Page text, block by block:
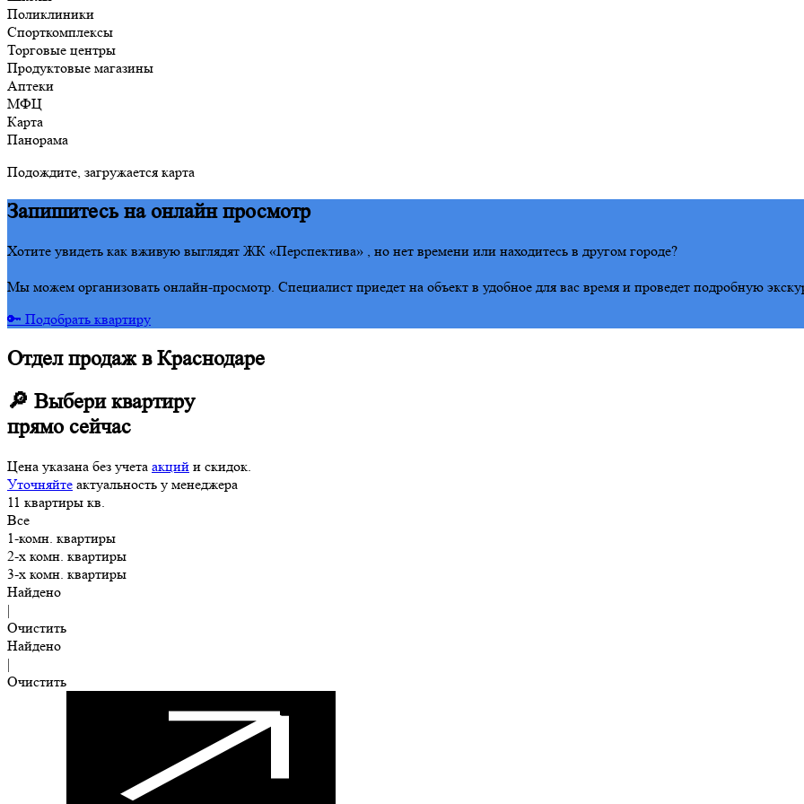
Поликлиники
Спорткомплексы
Торговые центры
Продуктовые магазины
Аптеки
МФЦ
Карта
Панорама
Подождите, загружается карта
Запишитесь на онлайн просмотр
Хотите увидеть как вживую выглядят ЖК «Перспектива» , но нет времени или находитесь в другом городе?
Мы можем организовать онлайн-просмотр. Специалист приедет на объект в удобное для вас время и проведет подробную
🔑 Подобрать квартиру
Отдел продаж в Краснодаре
🔎 Выбери квартиру
прямо сейчас
Цена указана без учета акций и скидок.
Уточняйте актуальность у менеджера
11 квартиры кв.
Все
1-комн. квартиры
2-х комн. квартиры
3-х комн. квартиры
Найдено
|
Очистить
Найдено
|
Очистить